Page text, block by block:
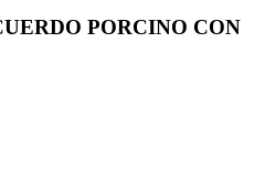
PORCINO CON